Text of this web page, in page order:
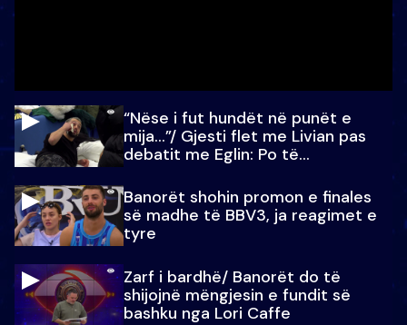
“Nëse i fut hundët në punët e
mija…”/ Gjesti flet me Livian pas
debatit me Eglin: Po të
Banorët shohin promon e finales
së madhe të BBV3, ja reagimet e
tyre
Zarf i bardhë/ Banorët do të
shijojnë mëngjesin e fundit së
bashku nga Lori Caffe